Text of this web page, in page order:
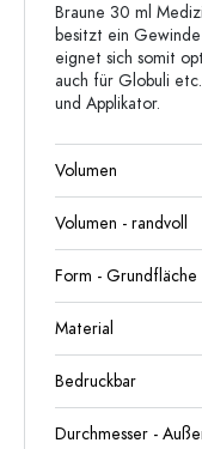
Braune 30 ml
besitzt ein Gewinde
eignet sich somit
auch für Globuli
und Applikator.
Volumen
Volumen - randvoll
Form - Grundfläche
Material
Bedruckbar
Durchmesser -